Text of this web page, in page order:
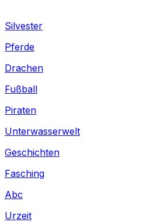
Silvester
Pferde
Drachen
Fußball
Piraten
Unterwasserwelt
Geschichten
Fasching
Abc
Urzeit